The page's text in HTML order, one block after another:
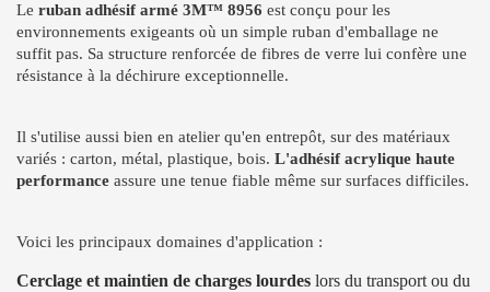
Le ruban adhésif armé 3M™ 8956 est conçu pour les
environnements exigeants où un simple ruban d'emballage ne
suffit pas. Sa structure renforcée de fibres de verre lui confère une
résistance à la déchirure exceptionnelle.
Il s'utilise aussi bien en atelier qu'en entrepôt, sur des matériaux
variés : carton, métal, plastique, bois. L'adhésif acrylique haute
performance assure une tenue fiable même sur surfaces difficiles.
Voici les principaux domaines d'application :
Cerclage et maintien de charges lourdes lors du transport ou du